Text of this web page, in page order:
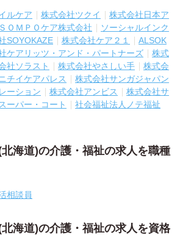
ルケア 株式会社ツクイ
株式会社日本ア
ＳＯＭＰＯケア株式会社
ソーシャルインク
SOYOKAZE 株式会社ケア２１
ALSOK
ケアリッツ・アンド・パートナーズ
株式
社ソラスト 株式会社やさしい手
株式会
チイケアパレス
株式会社サンガジャパン
ーション
株式会社アンビス
株式会社サ
ーパー・コート
社会福祉法人ノテ福祉
海道)の介護・福祉の求人を職種
相談員
海道)の介護・福祉の求人を資格